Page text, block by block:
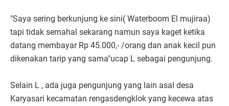
"Saya sering berkunjung ke sini( Waterboom El mujiraa)
tapi tidak semahal sekarang namun saya kaget ketika
datang membayar Rp 45.000,- /orang dan anak kecil pun
dikenakan tarip yang sama"ucap L sebagai pengunjung.
Selain L , ada juga pengunjung yang lain asal desa
Karyasari kecamatan rengasdengklok yang kecewa atas